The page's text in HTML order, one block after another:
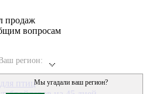
продаж
вопросам
регион:
Мы угадали ваш регион?
птиц